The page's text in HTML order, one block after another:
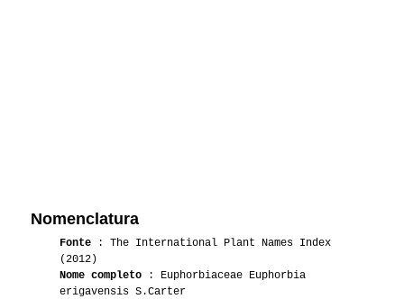
Nomenclatura
Fonte : The International Plant Names Index
(2012)
Nome completo : Euphorbiaceae Euphorbia
erigavensis S.Carter